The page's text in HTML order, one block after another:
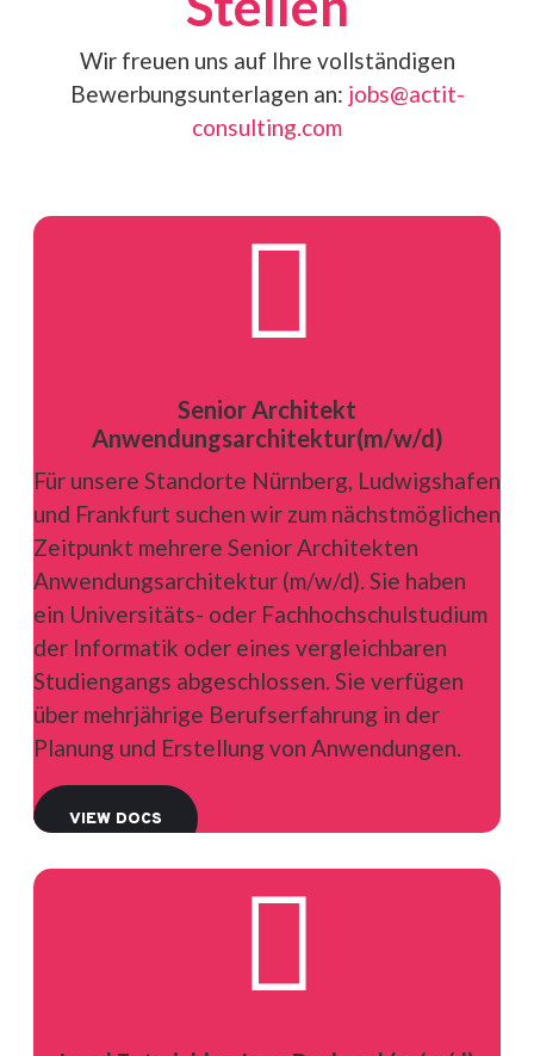
Wir freuen uns auf Ihre vollständigen
Bewerbungsunterlagen an: jobs@actit-
consulting.com

Senior Architekt
Anwendungsarchitektur(m/w/d)
Für unsere Standorte Nürnberg, Ludwigshafen
und Frankfurt suchen wir zum nächstmöglichen
Zeitpunkt mehrere Senior Architekten
Anwendungsarchitektur (m/w/d). Sie haben
ein Universitäts- oder Fachhochschulstudium
der Informatik oder eines vergleichbaren
Studiengangs abgeschlossen. Sie verfügen
über mehrjährige Berufserfahrung in der
Planung und Erstellung von Anwendungen.
VIEW DOCS
